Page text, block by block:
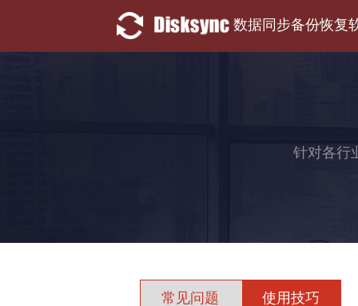
数据同步备份恢复
针对各行
常见问题 使用技巧